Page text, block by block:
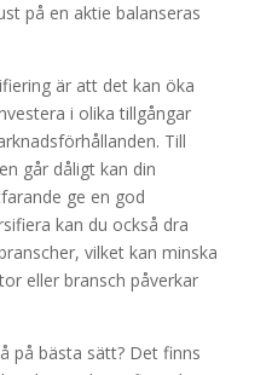
på en aktie balanseras
är att det kan öka
i olika tillgångar
Till
går dåligt kan din
ge en god
kan du också dra
vilket kan minska
eller bransch påverkar
på bästa sätt? Det finns